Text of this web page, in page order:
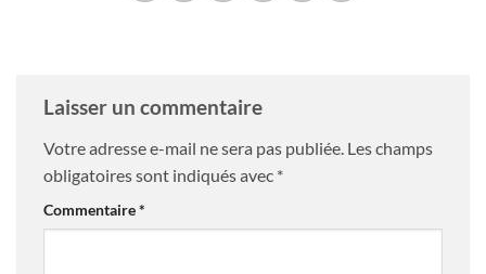
Laisser un commentaire
Votre adresse e-mail ne sera pas publiée. Les champs
obligatoires sont indiqués avec *
Commentaire*